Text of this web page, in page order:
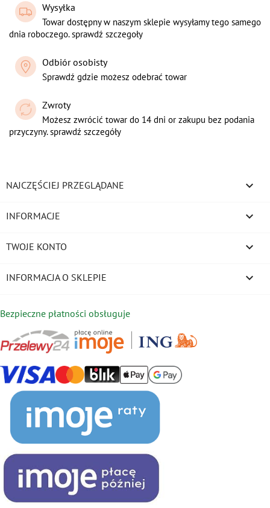
Wysyłka
Towar dostępny w naszym sklepie wysyłamy tego samego
dnia roboczego. sprawdź szczegoły
Odbiór osobisty
Sprawdź gdzie możesz odebrać towar
Zwroty
Możesz zwrócić towar do 14 dni or zakupu bez podania
przyczyny. sprawdź szczegóły
NAJCZĘŚCIEJ PRZEGLĄDANE 
INFORMACJE 
TWOJE KONTO 
INFORMACJA O SKLEPIE keyboard_arrow_down
Bezpieczne płatności obsługuje